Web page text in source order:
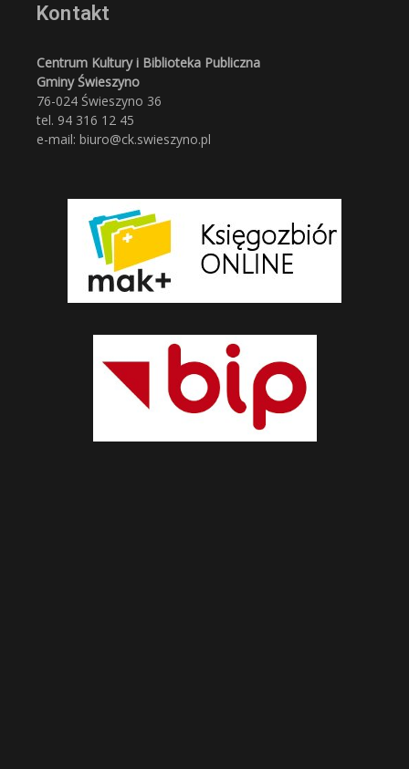
Kontakt
Centrum Kultury i Biblioteka Publiczna
Gminy Świeszyno
76-024 Świeszyno 36
tel. 94 316 12 45
e-mail: biuro@ck.swieszyno.pl